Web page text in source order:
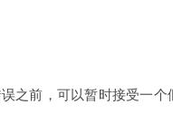
之前，可以暂时接受一